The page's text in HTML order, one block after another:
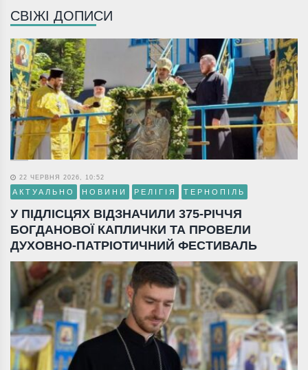
СВІЖІ ДОПИСИ
22 ЧЕРВНЯ 2026, 10:52
АКТУАЛЬНО НОВИНИ РЕЛІГІЯ ТЕРНОПІЛЬ
У ПІДЛІСЦЯХ ВІДЗНАЧИЛИ 375-РІЧЧЯ
БОГДАНОВОЇ КАПЛИЧКИ ТА ПРОВЕЛИ
ДУХОВНО-ПАТРІОТИЧНИЙ ФЕСТИВАЛЬ